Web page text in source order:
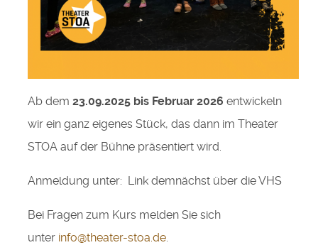
Ab dem 23.09.2025 bis Februar 2026 entwickeln
wir ein ganz eigenes Stück, das dann im Theater
STOA auf der Bühne präsentiert wird.
Anmeldung unter: Link demnächst über die VHS
Bei Fragen zum Kurs melden Sie sich
unter info@theater-stoa.de.